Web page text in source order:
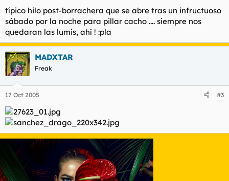
típico hilo post-borrachera que se abre tras un infructuoso
sábado por la noche para pillar cacho .... siempre nos
quedaran las lumis, ahí ! :pla
MADXTAR
Freak
17 Oct 2005 #3